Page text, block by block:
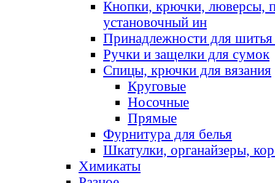
Кнопки, крючки, люверсы,
установочный ин
Принадлежности для шитья
Ручки и защелки для сумок
Спицы, крючки для вязания
Круговые
Носочные
Прямые
Фурнитура для белья
Шкатулки, органайзеры,
Химикаты